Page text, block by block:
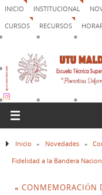
INICIO INSTITUCIONAL
CURSOS
RECURSOS
Inicio » Novedades »
Fidelidad a la Bandera
« CONMEMORACIÓN